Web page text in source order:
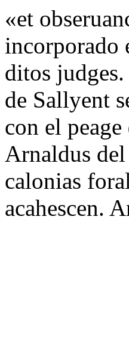
«et
incorporado
ditos
de Sallyent
con el
Arnaldus
calonias
acahescen.